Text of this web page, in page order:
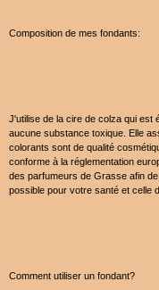
Composition de mes fondants:
J'utilise de la cire de colza qui est
aucune substance toxique. Elle
colorants sont de qualité
conforme à la réglementation
des parfumeurs de Grasse afin
possible pour votre santé et celle
Comment utiliser un fondant?